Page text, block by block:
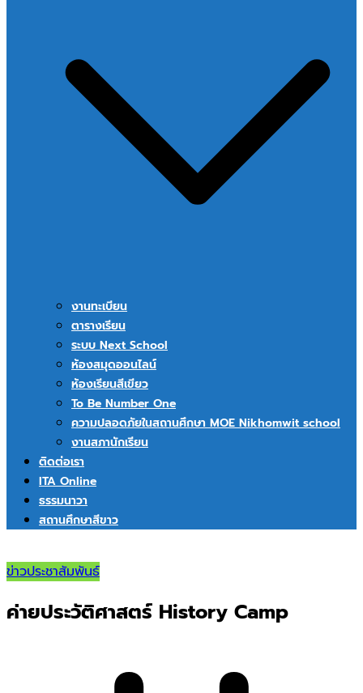
งานทะเบียน
ตารางเรียน
ระบบ Next School
ห้องสมุดออนไลน์
ห้องเรียนสีเขียว
To Be Number One
ความปลอดภัยในสถานศึกษา MOE Nikhomwit school
งานสภานักเรียน
ติดต่อเรา
ITA Online
ธรรมนาวา
สถานศึกษาสีขาว
ข่าวประชาสัมพันธ์
ค่ายประวัติศาสตร์ History Camp